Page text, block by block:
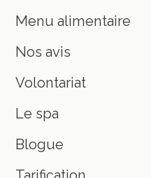
Menu alimentaire
Nos avis
Volontariat
Le spa
Blogue